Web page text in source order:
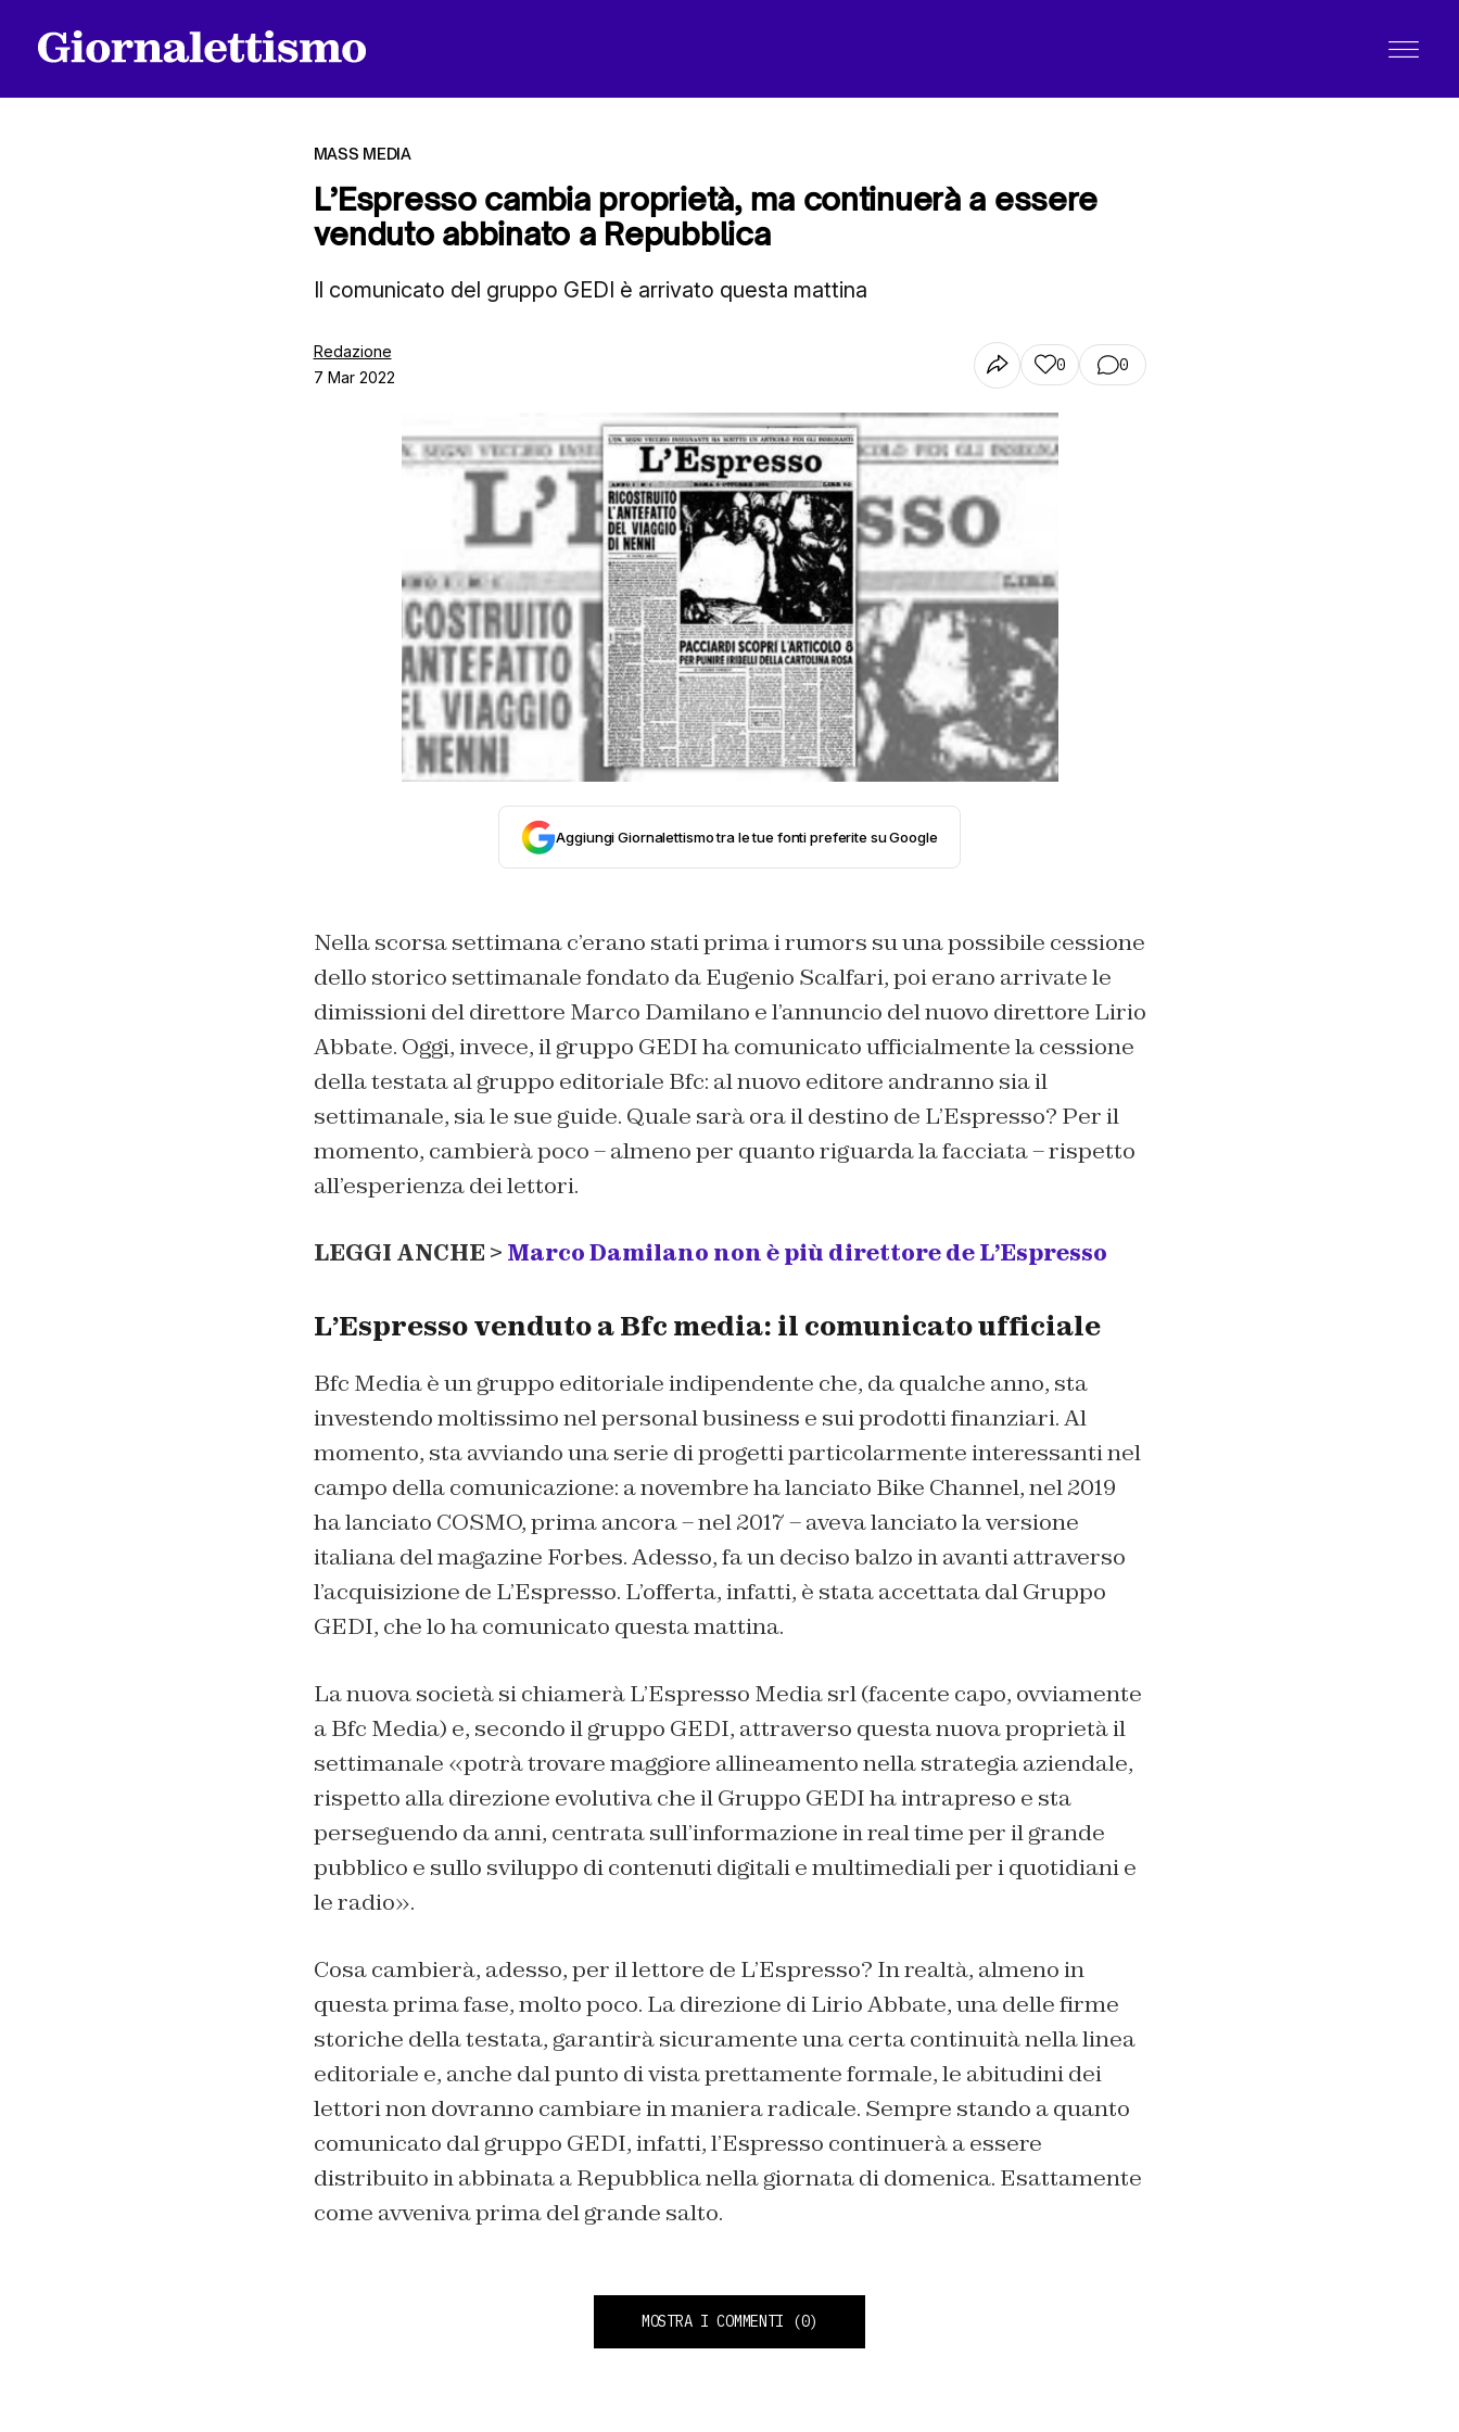
MASS MEDIA
L’Espresso cambia proprietà, ma continuerà a essere
venduto abbinato a Repubblica
Il comunicato del gruppo GEDI è arrivato questa mattina
Redazione
7 Mar 2022
0 0
Aggiungi Giornalettismo tra le tue fonti preferite su Google
Nella scorsa settimana c’erano stati prima i rumors su una possibile cessione
dello storico settimanale fondato da Eugenio Scalfari, poi erano arrivate le
dimissioni del direttore Marco Damilano e l’annuncio del nuovo direttore Lirio
Abbate. Oggi, invece, il gruppo GEDI ha comunicato ufficialmente la cessione
della testata al gruppo editoriale Bfc: al nuovo editore andranno sia il
settimanale, sia le sue guide. Quale sarà ora il destino de L’Espresso? Per il
momento, cambierà poco – almeno per quanto riguarda la facciata – rispetto
all’esperienza dei lettori.
LEGGI ANCHE > Marco Damilano non è più direttore de L’Espresso
L’Espresso venduto a Bfc media: il comunicato ufficiale
Bfc Media è un gruppo editoriale indipendente che, da qualche anno, sta
investendo moltissimo nel personal business e sui prodotti finanziari. Al
momento, sta avviando una serie di progetti particolarmente interessanti nel
campo della comunicazione: a novembre ha lanciato Bike Channel, nel 2019
ha lanciato COSMO, prima ancora – nel 2017 – aveva lanciato la versione
italiana del magazine Forbes. Adesso, fa un deciso balzo in avanti attraverso
l’acquisizione de L’Espresso. L’offerta, infatti, è stata accettata dal Gruppo
GEDI, che lo ha comunicato questa mattina.
La nuova società si chiamerà L’Espresso Media srl (facente capo, ovviamente
a Bfc Media) e, secondo il gruppo GEDI, attraverso questa nuova proprietà il
settimanale «potrà trovare maggiore allineamento nella strategia aziendale,
rispetto alla direzione evolutiva che il Gruppo GEDI ha intrapreso e sta
perseguendo da anni, centrata sull’informazione in real time per il grande
pubblico e sullo sviluppo di contenuti digitali e multimediali per i quotidiani e
le radio».
Cosa cambierà, adesso, per il lettore de L’Espresso? In realtà, almeno in
questa prima fase, molto poco. La direzione di Lirio Abbate, una delle firme
storiche della testata, garantirà sicuramente una certa continuità nella linea
editoriale e, anche dal punto di vista prettamente formale, le abitudini dei
lettori non dovranno cambiare in maniera radicale. Sempre stando a quanto
comunicato dal gruppo GEDI, infatti, l’Espresso continuerà a essere
distribuito in abbinata a Repubblica nella giornata di domenica. Esattamente
come avveniva prima del grande salto.
MOSTRA I COMMENTI (0)